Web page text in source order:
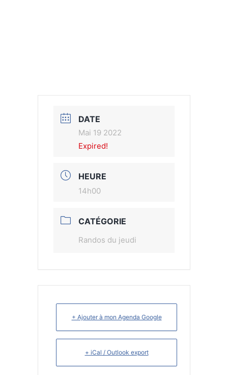
DATE
Mai 19 2022
Expired!
HEURE
14h00
CATÉGORIE
Randos du jeudi
+ Ajouter à mon Agenda Google
+ iCal / Outlook export